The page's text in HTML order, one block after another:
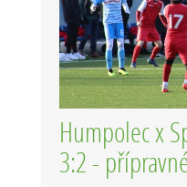
Humpolec x
3:2 -